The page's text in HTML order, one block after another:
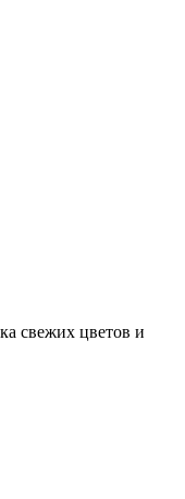
свежих цветов и